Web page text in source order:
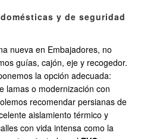
y de seguridad
nueva en Embajadores, no
guías, cajón, eje y recogedor.
la opción adecuada:
lamas o modernización con
recomendar persianas de
aislamiento térmico y
con vida intensa como la